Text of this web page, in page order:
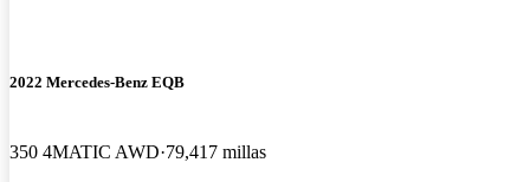
2022 Mercedes-Benz EQB
350 4MATIC AWD 79,417 millas